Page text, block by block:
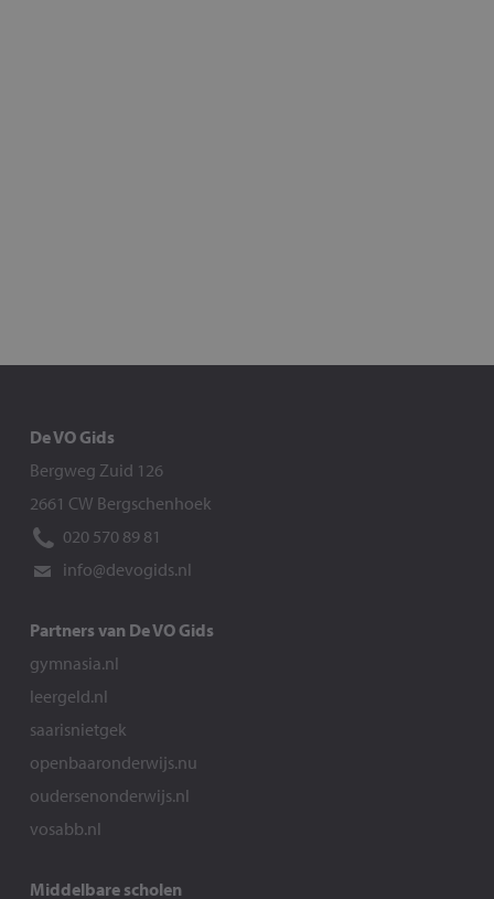
De VO Gids
Bergweg Zuid 126
2661 CW Bergschenhoek
020 570 89 81
info@devogids.nl
Partners van De VO Gids
gymnasia.nl
leergeld.nl
saarisnietgek
openbaaronderwijs.nu
oudersenonderwijs.nl
vosabb.nl
Middelbare scholen